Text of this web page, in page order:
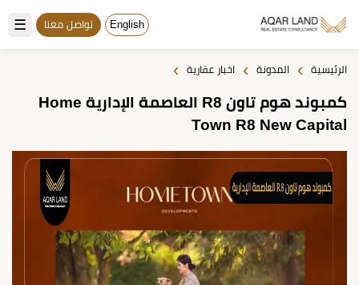
☰ English تواصل معنا
الرئيسية › المدونة › اخبار عقارية ›
كمبوند هوم تاون R8 العاصمة الإدارية Home
Town R8 New Capital